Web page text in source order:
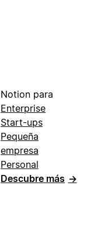
Notion para
Enterprise
Start-ups
Pequeña
empresa
Personal
Descubre más →